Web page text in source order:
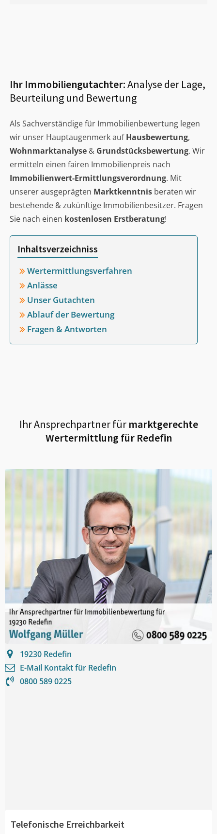
Ihr Immobiliengutachter:Analyse der Lage,
Beurteilung und Bewertung
Als Sachverständige für Immobilienbewertung legen
wir unser Hauptaugenmerk aufHausbewertung,
Wohnmarktanalyse & Grundstücksbewertung. Wir
ermitteln einen fairen Immobilienpreis nach
Immobilienwert-Ermittlungsverordnung. Mit
unserer ausgeprägten Marktkenntnis beraten wir
bestehende & zukünftige Immobilienbesitzer. Fragen
Sie nach einen kostenlosen Erstberatung!
Inhaltsverzeichniss
Wertermittlungsverfahren
Anlässe
Unser Gutachten
Ablauf der Bewertung
Fragen & Antworten
Ihr Ansprechpartner fürmarktgerechte
Wertermittlung für Redefin
19230 Redefin
E-Mail Kontakt für Redefin
0800 589 0225
Telefonische Erreichbarkeit